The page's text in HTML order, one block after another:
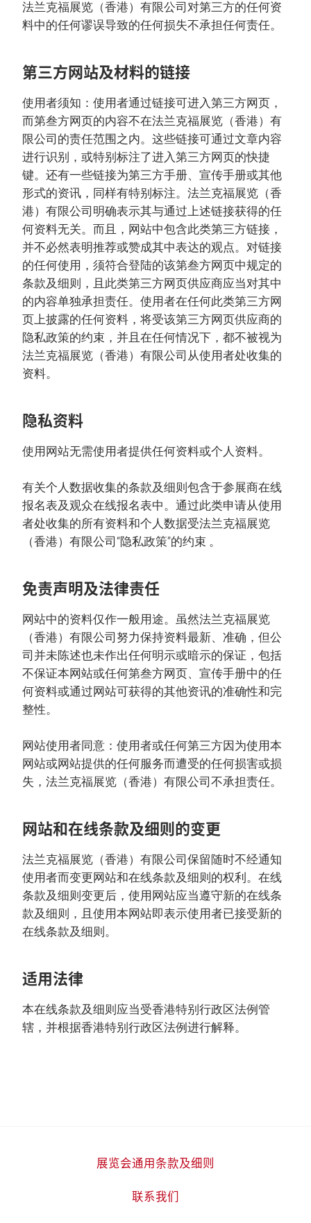
法兰克福展览（香港）有限公司对第三方的任何资
料中的任何谬误导致的任何损失不承担任何责任。
第三方网站及材料的链接
使用者须知：使用者通过链接可进入第三方网页，
而第叁方网页的内容不在法兰克福展览（香港）有
限公司的责任范围之内。这些链接可通过文章内容
进行识别，或特别标注了进入第三方网页的快捷
键。还有一些链接为第三方手册、宣传手册或其他
形式的资讯，同样有特别标注。法兰克福展览（香
港）有限公司明确表示其与通过上述链接获得的任
何资料无关。而且，网站中包含此类第三方链接，
并不必然表明推荐或赞成其中表达的观点。对链接
的任何使用，须符合登陆的该第叁方网页中规定的
条款及细则，且此类第三方网页供应商应当对其中
的内容单独承担责任。使用者在任何此类第三方网
页上披露的任何资料，将受该第三方网页供应商的
隐私政策的约束，并且在任何情况下，都不被视为
法兰克福展览（香港）有限公司从使用者处收集的
资料。
隐私资料
使用网站无需使用者提供任何资料或个人资料。
有关个人数据收集的条款及细则包含于参展商在线
报名表及观众在线报名表中。通过此类申请从使用
者处收集的所有资料和个人数据受法兰克福展览
（香港）有限公司“隐私政策”的约束 。
免责声明及法律责任
网站中的资料仅作一般用途。虽然法兰克福展览
（香港）有限公司努力保持资料最新、准确，但公
司并未陈述也未作出任何明示或暗示的保证，包括
不保证本网站或任何第叁方网页、宣传手册中的任
何资料或通过网站可获得的其他资讯的准确性和完
整性。
网站使用者同意：使用者或任何第三方因为使用本
网站或网站提供的任何服务而遭受的任何损害或损
失，法兰克福展览（香港）有限公司不承担责任。
网站和在线条款及细则的变更
法兰克福展览（香港）有限公司保留随时不经通知
使用者而变更网站和在线条款及细则的权利。在线
条款及细则变更后，使用网站应当遵守新的在线条
款及细则，且使用本网站即表示使用者已接受新的
在线条款及细则。
适用法律
本在线条款及细则应当受香港特别行政区法例管
辖，并根据香港特别行政区法例进行解释。
展览会通用条款及细则
联系我们